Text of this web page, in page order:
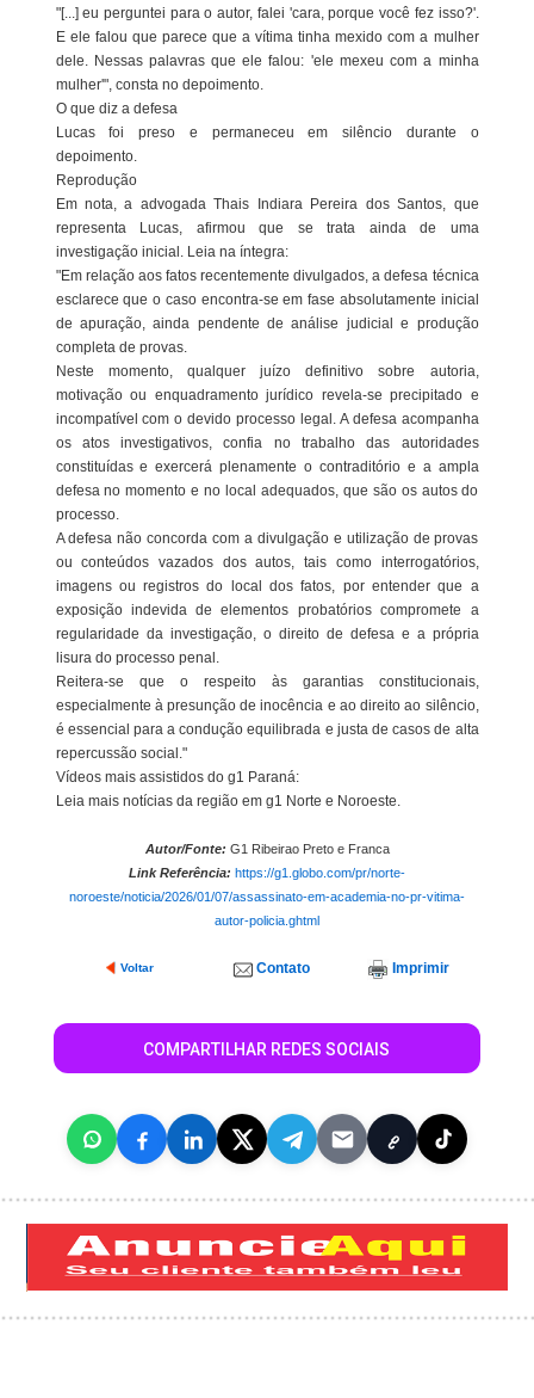
"[...] eu perguntei para o autor, falei 'cara, porque você fez isso?'.
E ele falou que parece que a vítima tinha mexido com a mulher
dele. Nessas palavras que ele falou: 'ele mexeu com a minha
mulher'", consta no depoimento.
O que diz a defesa
Lucas foi preso e permaneceu em silêncio durante o
depoimento.
Reprodução
Em nota, a advogada Thais Indiara Pereira dos Santos, que
representa Lucas, afirmou que se trata ainda de uma
investigação inicial. Leia na íntegra:
"Em relação aos fatos recentemente divulgados, a defesa técnica
esclarece que o caso encontra-se em fase absolutamente inicial
de apuração, ainda pendente de análise judicial e produção
completa de provas.
Neste momento, qualquer juízo definitivo sobre autoria,
motivação ou enquadramento jurídico revela-se precipitado e
incompatível com o devido processo legal. A defesa acompanha
os atos investigativos, confia no trabalho das autoridades
constituídas e exercerá plenamente o contraditório e a ampla
defesa no momento e no local adequados, que são os autos do
processo.
A defesa não concorda com a divulgação e utilização de provas
ou conteúdos vazados dos autos, tais como interrogatórios,
imagens ou registros do local dos fatos, por entender que a
exposição indevida de elementos probatórios compromete a
regularidade da investigação, o direito de defesa e a própria
lisura do processo penal.
Reitera-se que o respeito às garantias constitucionais,
especialmente à presunção de inocência e ao direito ao silêncio,
é essencial para a condução equilibrada e justa de casos de alta
repercussão social."
Vídeos mais assistidos do g1 Paraná:
Leia mais notícias da região em g1 Norte e Noroeste.
Autor/Fonte: G1 Ribeirao Preto e Franca
Link Referência: https://g1.globo.com/pr/norte-
noroeste/noticia/2026/01/07/assassinato-em-academia-no-pr-vitima-
autor-policia.ghtml
Voltar Contato Imprimir
COMPARTILHAR REDES SOCIAIS